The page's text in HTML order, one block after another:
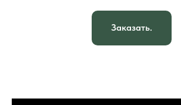
Заказать.